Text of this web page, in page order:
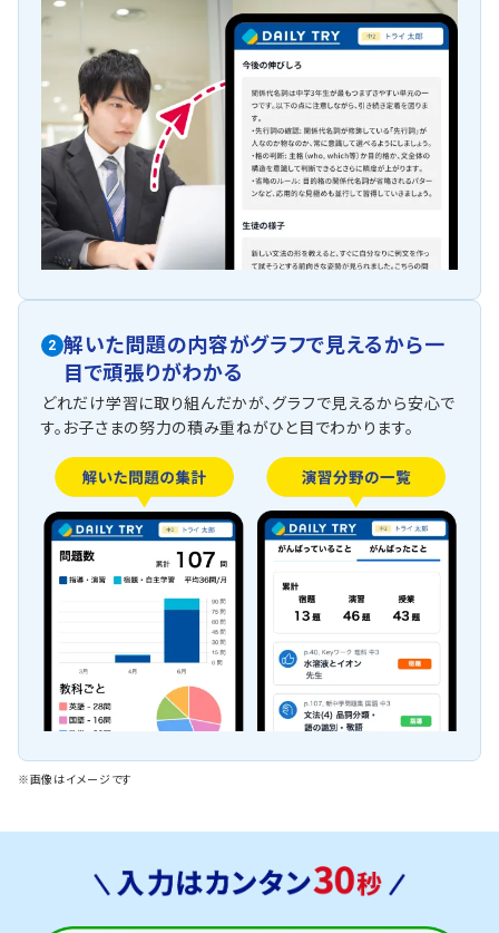
2 解いた問題の内容がグラフで見えるから一
目で頑張りがわかる
どれだけ学習に取り組んだかが、グラフで見えるから安心で
す。お子さまの努力の積み重ねがひと目でわかります。
※画像はイメージです